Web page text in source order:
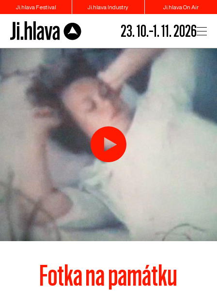
Ji.hlava Festival Ji.hlava Industry Ji.hlava On Air
23. 10.–1. 11. 2026
Fotka na památku